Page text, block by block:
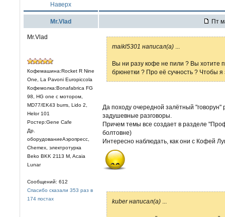
Наверх
Mr.Vlad Пт
Mr.Vlad
Кофемашина:Rocket R Nine
One, La Pavoni Europiccola
Кофемолка:Bonafabrica FG
98, HG one с мотором,
MD77/EK43 burrs, Lido 2,
Helor 101
Ростер:Gene Cafe
Др.
оборудованиеАэропресс,
Chemex, электротурка
Beko BKK 2113 M, Acaia
Lunar
Сообщений: 612
Спасибо сказали 353 раз в
174 постах
maikl5301 написал(а)
Вы ни разу кофе не пили ? Вы хотите
брюнетки ? Про её сучность ? Чтобы
Да походу очередной залётный
задушевные разговоры.
Причем темы все создает в разделе
болтовне)
Интересно наблюдать, как они с Кофей
kuber написал(а)